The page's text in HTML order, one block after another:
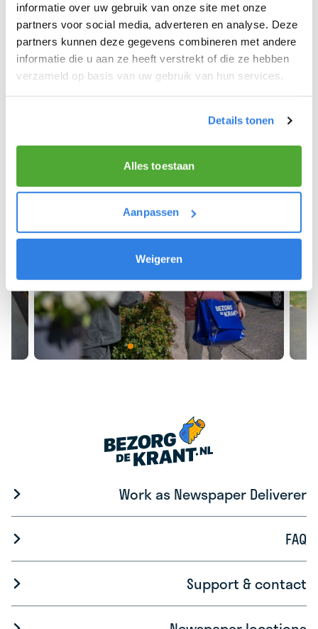
informatie over uw gebruik van onze site met onze
partners voor social media, adverteren en analyse. Deze
partners kunnen deze gegevens combineren met andere
informatie die u aan ze heeft verstrekt of die ze hebben
verzameld op basis van uw gebruik van hun services.
Details tonen
Alles toestaan
Aanpassen
Weigeren
We hope you can get started soon and wish you
the best of luck! 🚴‍♂️💨
Work as Newspaper Deliverer
FAQ
Support & contact